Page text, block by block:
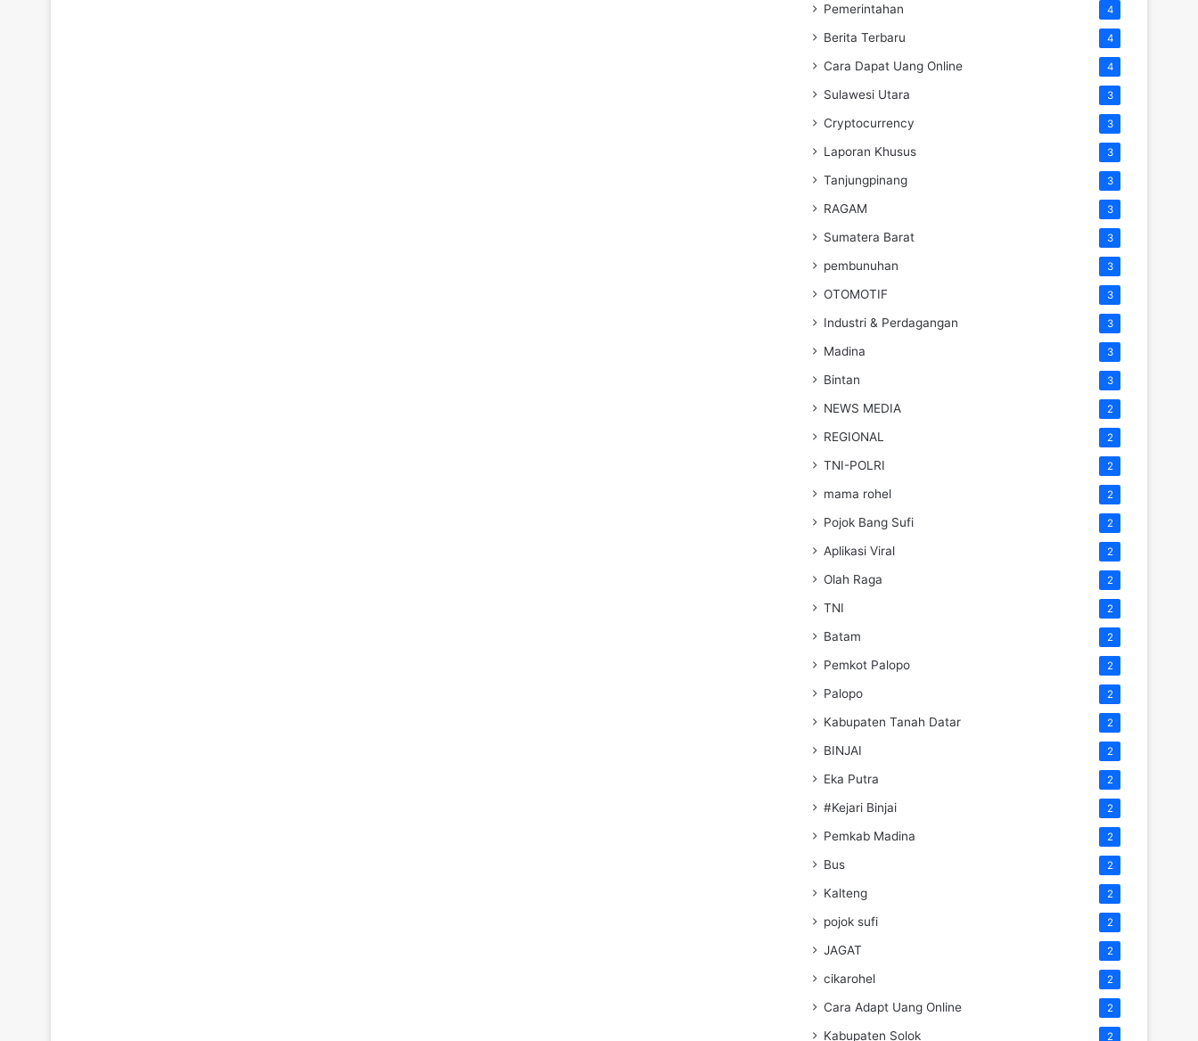
Pemerintahan 4
Berita Terbaru 4
Cara Dapat Uang Online 4
Sulawesi Utara 3
Cryptocurrency 3
Laporan Khusus 3
Tanjungpinang 3
RAGAM 3
Sumatera Barat 3
pembunuhan 3
OTOMOTIF 3
Industri & Perdagangan 3
Madina 3
Bintan 3
NEWS MEDIA 2
REGIONAL 2
TNI-POLRI 2
mama rohel 2
Pojok Bang Sufi 2
Aplikasi Viral 2
Olah Raga 2
TNI 2
Batam 2
Pemkot Palopo 2
Palopo 2
Kabupaten Tanah Datar 2
BINJAI 2
Eka Putra 2
#Kejari Binjai 2
Pemkab Madina 2
Bus 2
Kalteng 2
pojok sufi 2
JAGAT 2
cikarohel 2
Cara Adapt Uang Online 2
Kabupaten Solok 2